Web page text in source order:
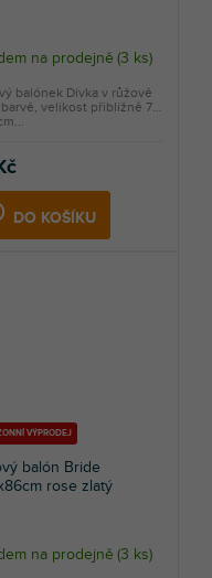
na prodejně (3 ks)
DO KOŠÍKU
balónek Dívka v růžově
velikost přibližně 77
VÝPRODEJ
balón Bride
rose zlatý
na prodejně (3 ks)